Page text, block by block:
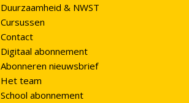
Duurzaamheid & NWST
Cursussen
Contact
Digitaal abonnement
Abonneren nieuwsbrief
Het team
School abonnement